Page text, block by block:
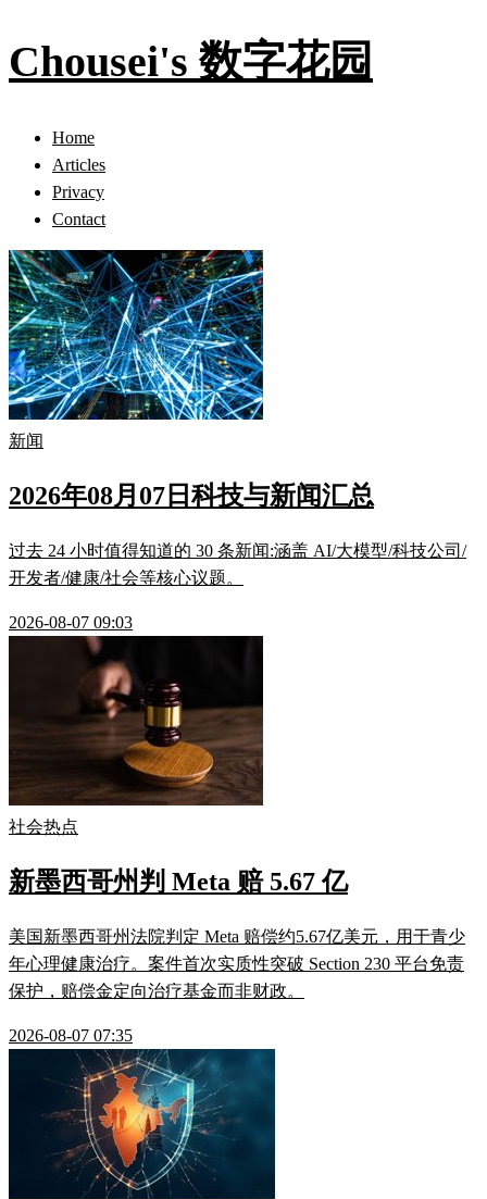
Chousei's 数字花园
Home
Articles
Privacy
Contact
新闻
2026年08月07日科技与新闻汇总
过去 24 小时值得知道的 30 条新闻:涵盖 AI/大模型/科技公司/
开发者/健康/社会等核心议题。
2026-08-07 09:03
社会热点
新墨西哥州判 Meta 赔 5.67 亿
美国新墨西哥州法院判定 Meta 赔偿约5.67亿美元，用于青少
年心理健康治疗。案件首次实质性突破 Section 230 平台免责
保护，赔偿金定向治疗基金而非财政。
2026-08-07 07:35